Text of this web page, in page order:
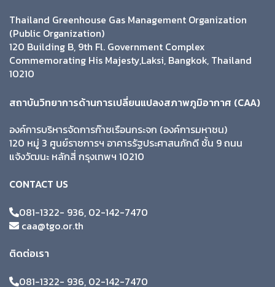
Thailand Greenhouse Gas Management Organization
(Public Organization)
120 Building B, 9th Fl. Government Complex
Commemorating His Majesty,Laksi, Bangkok, Thailand
10210
สถาบันวิทยาการด้านการเปลี่ยนแปลงสภาพภูมิอากาศ (CAA)
องค์การบริหารจัดการก๊าซเรือนกระจก (องค์การมหาชน)
120 หมู่ 3 ศูนย์ราชการฯ อาคารรัฐประศาสนภักดี ชั้น 9 ถนน
แจ้งวัฒนะ หลักสี่ กรุงเทพฯ 10210
CONTACT US
081-1322- 936, 02-142-7470
caa@tgo.or.th
ติดต่อเรา
081-1322- 936, 02-142-7470